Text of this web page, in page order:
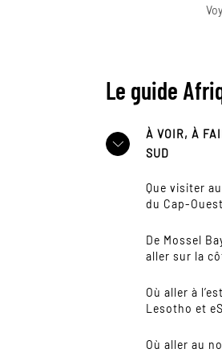
Le guide
À VOIR, À
SUD
Que visiter
du Cap-
De Mossel
aller sur la
Où aller à
Lesotho et
Où aller au